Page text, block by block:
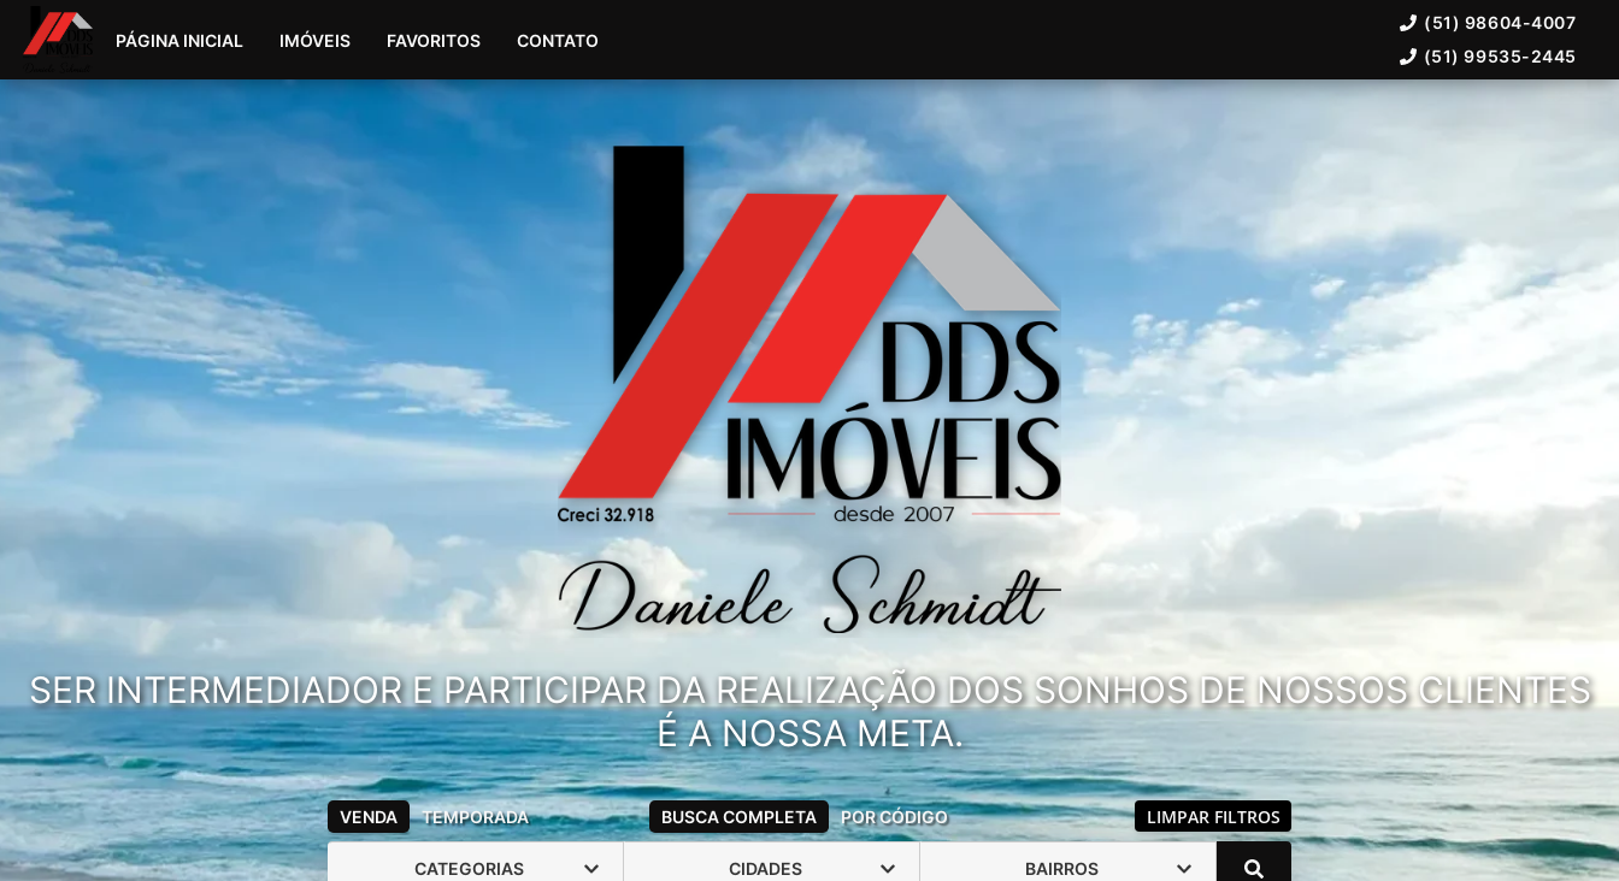
PÁGINA INICIAL IMÓVEIS FAVORITOS CONTATO
(51) 98604-4007
(51) 99535-2445
SER INTERMEDIADOR E PARTICIPAR DA REALIZAÇÃO DOS SONHOS DE NOSSOS CLIENTES
É A NOSSA META.
VENDA TEMPORADA BUSCA COMPLETA POR CÓDIGO LIMPAR FILTROS
CATEGORIAS CIDADES BAIRROS